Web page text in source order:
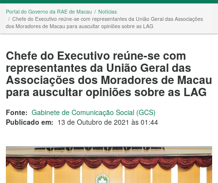
Portal do Governo da RAE de Macau
Notícias
Chefe do Executivo reúne-se com representantes da União Geral das Associações
dos Moradores de Macau para auscultar opiniões sobre as LAG
Chefe do Executivo reúne-se com
representantes da União Geral das
Associações dos Moradores de Macau
para auscultar opiniões sobre as LAG
Fonte: Gabinete de Comunicação Social (GCS)
Publicado em: 13 de Outubro de 2021 às 01:44